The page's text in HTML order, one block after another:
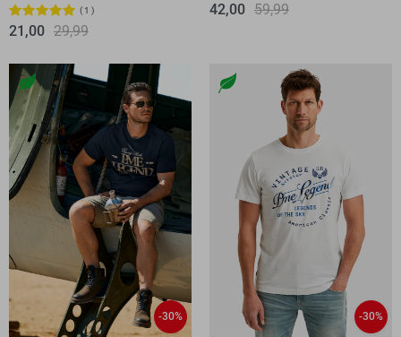
1
21,00 29,99
42,00 59,99
-30% -30%